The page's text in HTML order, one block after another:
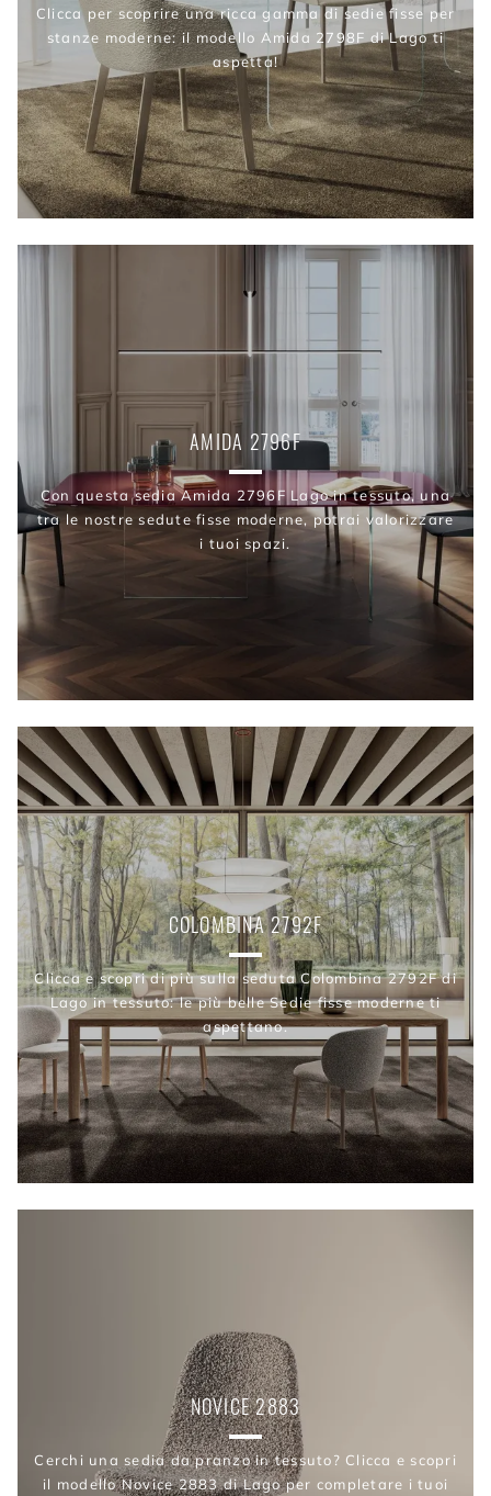
Clicca per scoprire una ricca gamma di sedie fisse per
stanze moderne: il modello Amida 2798F di Lago ti
aspetta!
AMIDA 2796F
Con questa sedia Amida 2796F Lago in tessuto, una
tra le nostre sedute fisse moderne, potrai valorizzare
i tuoi spazi.
COLOMBINA 2792F
Clicca e scopri di più sulla seduta Colombina 2792F di
Lago in tessuto: le più belle Sedie fisse moderne ti
aspettano.
NOVICE 2883
Cerchi una sedia da pranzo in tessuto? Clicca e scopri
il modello Novice 2883 di Lago per completare i tuoi